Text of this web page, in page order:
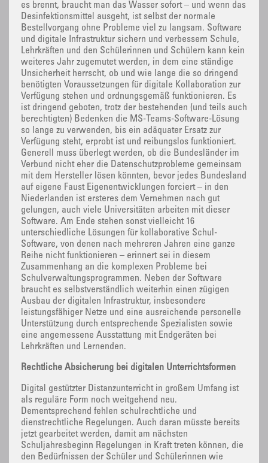
es brennt, braucht man das Wasser sofort – und wenn das
Desinfektionsmittel ausgeht, ist selbst der normale
Bestellvorgang ohne Probleme viel zu langsam. Software
und digitale Infrastruktur sichern und verbessern Schule,
Lehrkräften und den Schülerinnen und Schülern kann kein
weiteres Jahr zugemutet werden, in dem eine ständige
Unsicherheit herrscht, ob und wie lange die so dringend
benötigten Voraussetzungen für digitale Kollaboration zur
Verfügung stehen und ordnungsgemäß funktionieren. Es
ist dringend geboten, trotz der bestehenden (und teils auch
berechtigten) Bedenken die MS-Teams-Software-Lösung
so lange zu verwenden, bis ein adäquater Ersatz zur
Verfügung steht, erprobt ist und reibungslos funktioniert.
Generell muss überlegt werden, ob die Bundesländer im
Verbund nicht eher die Datenschutzprobleme gemeinsam
mit dem Hersteller lösen könnten, bevor jedes Bundesland
auf eigene Faust Eigenentwicklungen forciert – in den
Niederlanden ist ersteres dem Vernehmen nach gut
gelungen, auch viele Universitäten arbeiten mit dieser
Software. Am Ende stehen sonst vielleicht 16
unterschiedliche Lösungen für kollaborative Schul-
Software, von denen nach mehreren Jahren eine ganze
Reihe nicht funktionieren – erinnert sei in diesem
Zusammenhang an die komplexen Probleme bei
Schulverwaltungsprogrammen. Neben der Software
braucht es selbstverständlich weiterhin einen zügigen
Ausbau der digitalen Infrastruktur, insbesondere
leistungsfähiger Netze und eine ausreichende personelle
Unterstützung durch entsprechende Spezialisten sowie
eine angemessene Ausstattung mit Endgeräten bei
Lehrkräften und Lernenden.
Rechtliche Absicherung bei digitalen Unterrichtsformen
Digital gestützter Distanzunterricht in großem Umfang ist
als reguläre Form noch weitgehend neu.
Dementsprechend fehlen schulrechtliche und
dienstrechtliche Regelungen. Auch daran müsste bereits
jetzt gearbeitet werden, damit am nächsten
Schuljahresbeginn Regelungen in Kraft treten können, die
den Bedürfnissen der Schüler und Schülerinnen wie